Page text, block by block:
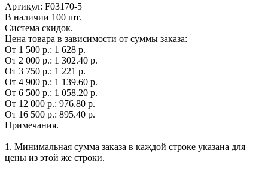
Артикул: F03170-5
В наличии 100 шт.
Система скидок.
Цена товара в зависимости от суммы заказа:
От 1 500 р.: 1 628 р.
От 2 000 р.: 1 302.40 р.
От 3 750 р.: 1 221 р.
От 4 900 р.: 1 139.60 р.
От 6 500 р.: 1 058.20 р.
От 12 000 р.: 976.80 р.
От 16 500 р.: 895.40 р.
Примечания.
1. Минимальная сумма заказа в каждой строке указана для
цены из этой же строки.